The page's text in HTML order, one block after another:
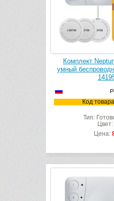
Комплект
умный
Код
Тип:
Цена: